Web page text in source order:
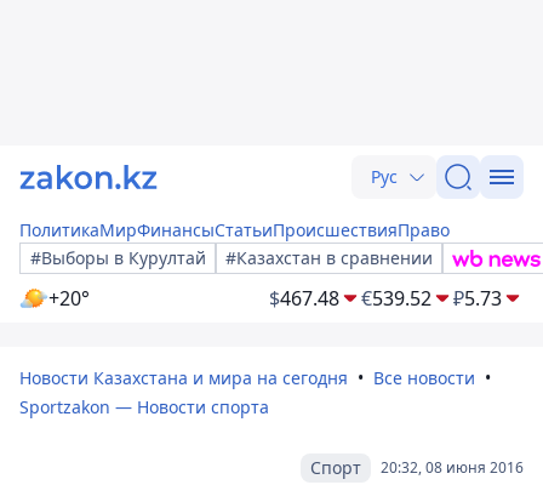
Рус
ПолитикаМирФинансыСтатьиПроисшествияПраво
#Выборы в Курултай
#Казахстан в сравнении
+20° $467.48 €539.52 ₽5.73
Новости Казахстана и мира на сегодня
Все новости
Sportzakon — Новости спорта
20:32, 08 июня 2016
Спорт